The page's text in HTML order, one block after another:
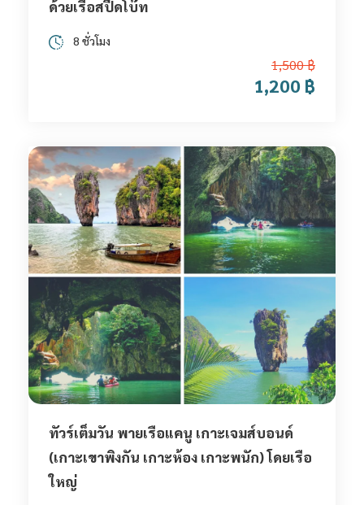
ด้วยเรือสปีดโบ๊ท
1,500 ฿
1,200 ฿
8 ชั่วโมง
ทัวร์เต็มวัน พายเรือแคนู เกาะเจมส์บอนด์
(เกาะเขาพิงกัน เกาะห้อง เกาะพนัก) โดยเรือ
ใหญ่